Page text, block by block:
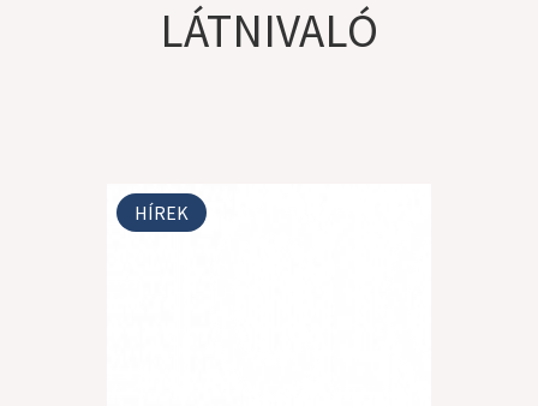
LÁTNIVALÓ
HÍREK